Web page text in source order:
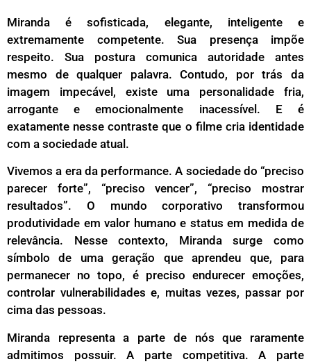
Miranda é sofisticada, elegante, inteligente e
extremamente competente. Sua presença impõe
respeito. Sua postura comunica autoridade antes
mesmo de qualquer palavra. Contudo, por trás da
imagem impecável, existe uma personalidade fria,
arrogante e emocionalmente inacessível. E é
exatamente nesse contraste que o filme cria identidade
com a sociedade atual.
Vivemos a era da performance. A sociedade do “preciso
parecer forte”, “preciso vencer”, “preciso mostrar
resultados”. O mundo corporativo transformou
produtividade em valor humano e status em medida de
relevância. Nesse contexto, Miranda surge como
símbolo de uma geração que aprendeu que, para
permanecer no topo, é preciso endurecer emoções,
controlar vulnerabilidades e, muitas vezes, passar por
cima das pessoas.
Miranda representa a parte de nós que raramente
admitimos possuir. A parte competitiva. A parte